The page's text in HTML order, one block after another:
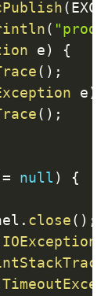
(
(
e)
{
( ) ;
e)
( ) ;
null )
{
. close( ) ;
IOException